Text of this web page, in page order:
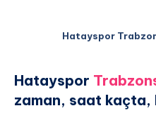
Hatayspor
Hatayspor
zaman, saat kaçta,